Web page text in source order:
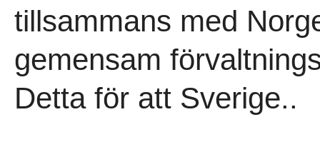
tillsammans med
gemensam
Detta för att Sverige..